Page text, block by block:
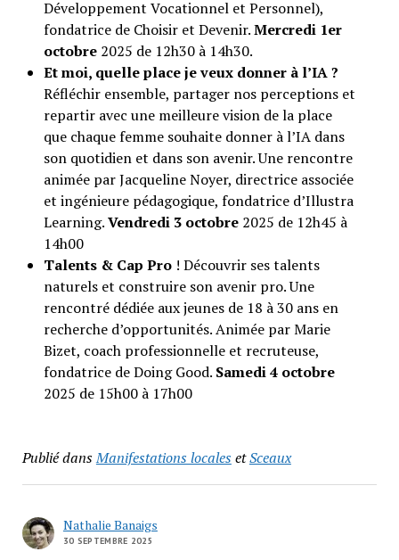
Développement Vocationnel et Personnel),
fondatrice de Choisir et Devenir.Mercredi 1er
octobre2025 de 12h30 à 14h30.
Et moi, quelle place je veux donner à l’IA ?
Réfléchir ensemble, partager nos perceptions et
repartir avec une meilleure vision de la place
que chaque femme souhaite donner à l’IA dans
son quotidien et dans son avenir. Une rencontre
animée par Jacqueline Noyer, directrice associée
et ingénieure pédagogique, fondatrice d’Illustra
Learning.Vendredi 3 octobre2025 de 12h45 à
14h00
Talents & Cap Pro! Découvrir ses talents
naturels et construire son avenir pro. Une
rencontré dédiée aux jeunes de 18 à 30 ans en
recherche d’opportunités. Animée par Marie
Bizet, coach professionnelle et recruteuse,
fondatrice de Doing Good. Samedi 4 octobre
2025 de 15h00 à 17h00
Publié dansManifestations localesetSceaux
Nathalie Banaigs
30 SEPTEMBRE 2025